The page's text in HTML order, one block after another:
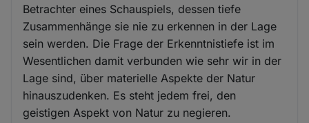
Betrachter eines Schauspiels, dessen tiefe
Zusammenhänge sie nie zu erkennen in der Lage
sein werden. Die Frage der Erkenntnistiefe ist im
Wesentlichen damit verbunden wie sehr wir in der
Lage sind, über materielle Aspekte der Natur
hinauszudenken. Es steht jedem frei, den
geistigen Aspekt von Natur zu negieren.